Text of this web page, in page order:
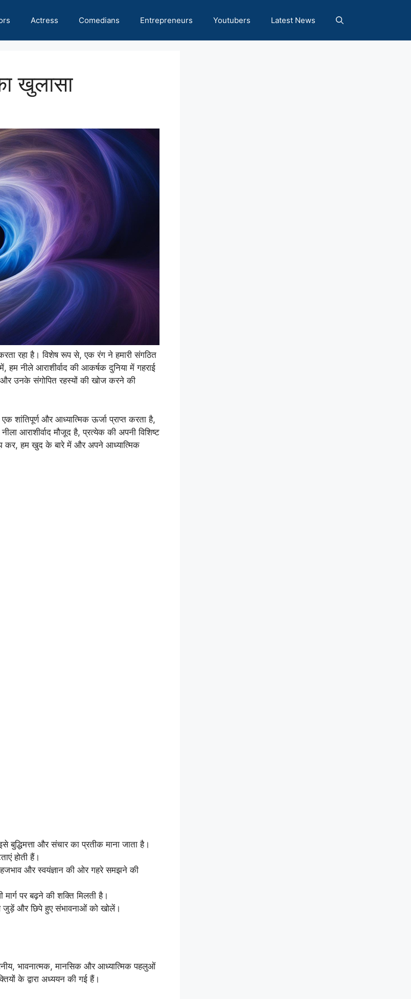
Actress Comedians Entrepreneurs Youtubers Latest News
खुलासा
रहा है। विशेष रूप से, एक रंग ने हमारी संगठित
नीले आराशीर्वाद की आकर्षक दुनिया में गहराई
उनके संगोपित रहस्यों की खोज करने की
शांतिपूर्ण और आध्यात्मिक ऊर्जा प्राप्त करता है,
आराशीर्वाद मौजूद है, प्रत्येक की अपनी विशिष्ट
कर, हम खुद के बारे में और अपने आध्यात्मिक
बुद्धिमत्ता और संचार का प्रतीक माना जाता है।
होती हैं।
और स्वयंज्ञान की ओर गहरे समझने की
पर बढ़ने की शक्ति मिलती है।
जुड़ें और छिपे हुए संभावनाओं को खोलें।
भावनात्मक, मानसिक और आध्यात्मिक पहलुओं
के द्वारा अध्ययन की गई हैं।